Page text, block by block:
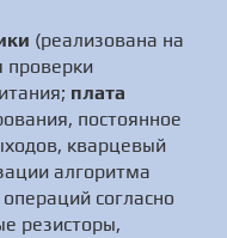
(реализована на
проверки
плата
постоянное
кварцевый
алгоритма
согласно
резисторы,